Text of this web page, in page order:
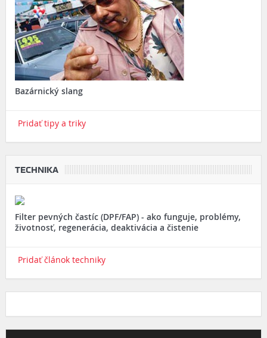
Bazárnický slang
Pridať tipy a triky
TECHNIKA
Filter pevných častíc (DPF/FAP) - ako funguje, problémy,
životnosť, regenerácia, deaktivácia a čistenie
Pridať článok techniky